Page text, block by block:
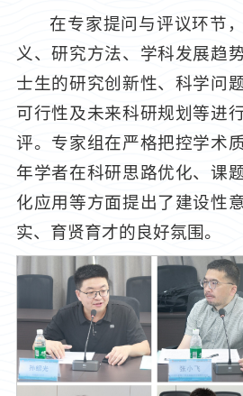
在专家提问与评议环节
义、研究方法、学科发展趋
士生的研究创新性、科学问
可行性及未来科研规划等进
评。专家组在严格把控学术
年学者在科研思路优化、课
化应用等方面提出了建设性
实、育贤育才的良好氛围。